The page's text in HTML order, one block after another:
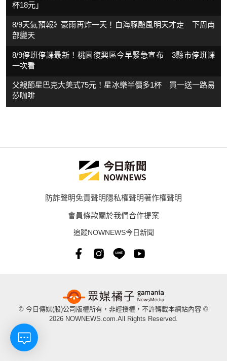
杯18元」
8/9天氣預報》豪雨再炸一天！白海豚颱風明天才走 下周南
部變天
8/9停班停課最新！桃園復興區今早緊急宣布 3縣市停班課
一次看
父親節星巴克大美式75元！星冰樂半價多1杯 買一送一路易
莎咖啡
防詐聲明免責聲明隱私權聲明著作權聲明
會員條款關於我們合作提案
追蹤NOWNEWS今日新聞
© 今日傳媒(股)公司版權所有，非經授權，不許轉載本網站內容 ©
2026 NOWNEWS.com.All Rights Reserved.